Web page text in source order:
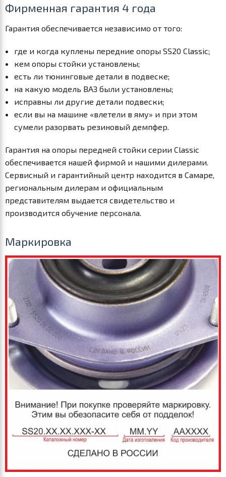
Фирменная гарантия 4 года
Гарантия обеспечивается независимо от того:
где и когда куплены передние опоры SS20 Classic;
кем опоры стойки установлены;
есть ли тюнинговые детали в подвеске;
на какую модель ВАЗ были установлены;
исправны ли другие детали подвески;
если вы на машине «влетели в яму» и при этом
сумели разорвать резиновый демпфер.
Гарантия на опоры передней стойки серии Classic
обеспечивается нашей фирмой и нашими дилерами.
Сервисный и гарантийный центр находится в Самаре,
региональным дилерам и официальным
представителям выдается свидетельство и
производится обучение персонала.
Маркировка